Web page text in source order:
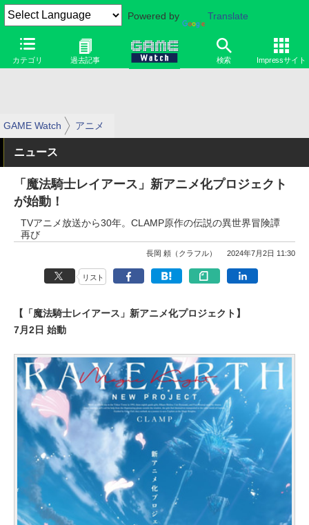
Powered by Translate
カテゴリ 過去記事 検索 Impressサイト
GAME Watch アニメ
ニュース
「魔法騎士レイアース」新アニメ化プロジェクト
が始動！
TVアニメ放送から30年。CLAMP原作の伝説の異世界冒険譚
再び
長岡 頼（クラフル） 2024年7月2日 11:30
リスト
【「魔法騎士レイアース」新アニメ化プロジェクト】
7月2日 始動